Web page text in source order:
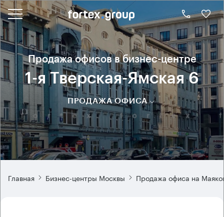
Продажа офисов в бизнес-центре
1-я Тверская-Ямская 6
ПРОДАЖА ОФИСА
Главная Бизнес-центры Москвы Продажа офиса на